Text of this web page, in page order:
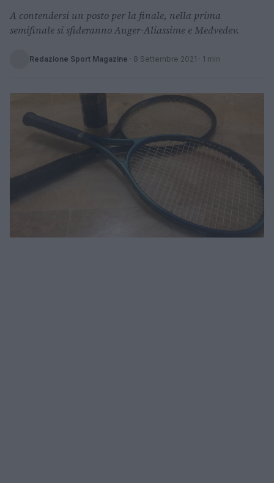
A contendersi un posto per la finale, nella prima
semifinale si sfideranno Auger-Aliassime e Medvedev.
Redazione Sport Magazine · 8 Settembre 2021 · 1 min